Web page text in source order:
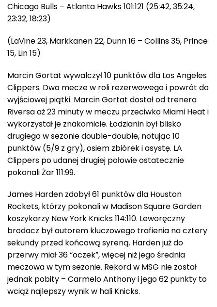
Chicago Bulls – Atlanta Hawks 101:121 (25:42, 35:24,
23:32, 18:23)
(LaVine 23, Markkanen 22, Dunn 16 – Collins 35, Prince
15, Lin 15)
Marcin Gortat wywalczył 10 punktów dla Los Angeles
Clippers. Dwa mecze w roli rezerwowego i powrót do
wyjściowej piątki. Marcin Gortat dostał od trenera
Riversa aż 23 minuty w meczu przeciwko Miami Heat i
wykorzystał je znakomicie. Łodzianin był blisko
drugiego w sezonie double-double, notując 10
punktów (5/9 z gry), osiem zbiórek i asystę. LA
Clippers po udanej drugiej połowie ostatecznie
pokonali Żar 111:99.
James Harden zdobył 61 punktów dla Houston
Rockets, którzy pokonali w Madison Square Garden
koszykarzy New York Knicks 114:110. Leworęczny
brodacz był autorem kluczowego trafienia na cztery
sekundy przed końcową syreną. Harden już do
przerwy miał 36 “oczek”, więcej niż jego średnia
meczowa w tym sezonie. Rekord w MSG nie został
jednak pobity – Carmelo Anthony i jego 62 punkty to
wciąż najlepszy wynik w hali Knicks.